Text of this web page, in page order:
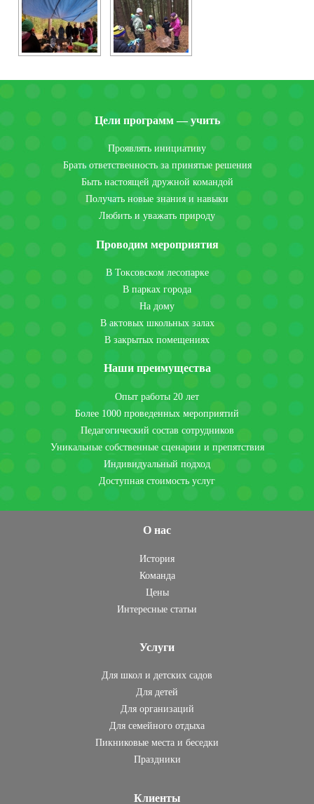
Цели программ — учить
Проявлять инициативу
Брать ответственность за принятые решения
Быть настоящей дружной командой
Получать новые знания и навыки
Любить и уважать природу
Проводим мероприятия
В Токсовском лесопарке
В парках города
На дому
В актовых школьных залах
В закрытых помещениях
Наши преимущества
Опыт работы 20 лет
Более 1000 проведенных мероприятий
Педагогический состав сотрудников
Уникальные собственные сценарии и препятствия
Индивидуальный подход
Доступная стоимость услуг
О нас
История
Команда
Цены
Интересные статьи
Услуги
Для школ и детских садов
Для детей
Для организаций
Для семейного отдыха
Пикниковые места и беседки
Праздники
Клиенты